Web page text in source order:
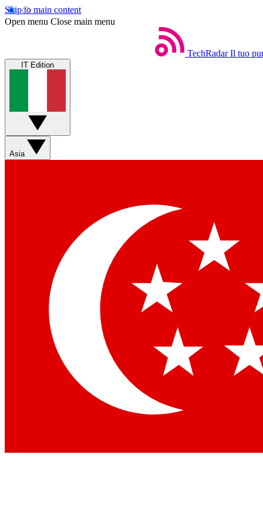
Skip to main content
Open menu Close main menu
TechRadar Il tuo
IT Edition
Asia